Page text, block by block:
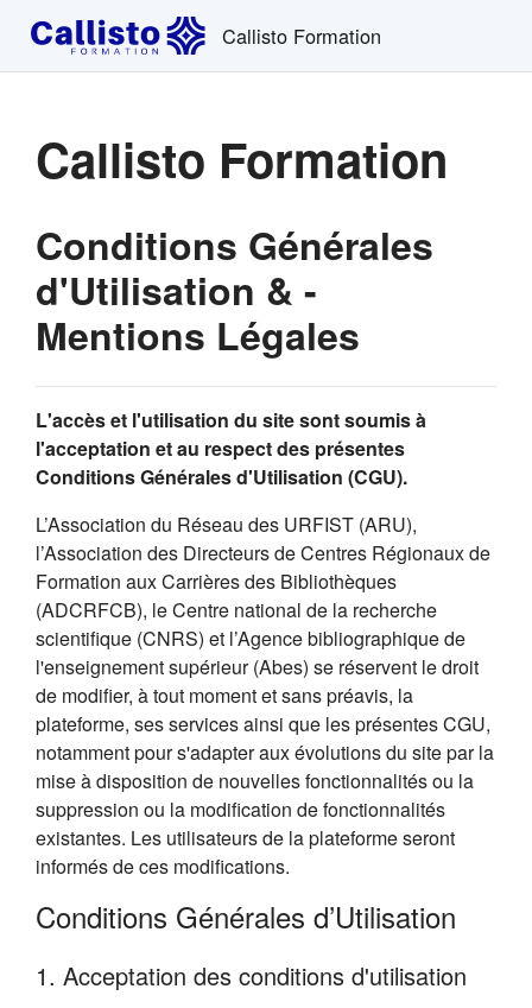
Passer au contenu principal
Callisto Formation
Callisto Formation
Conditions Générales
d'Utilisation & -
Mentions Légales
L'accès et l'utilisation du site sont soumis à
l'acceptation et au respect des présentes
Conditions Générales d'Utilisation (CGU).
L’Association du Réseau des URFIST (ARU),
l’Association des Directeurs de Centres Régionaux de
Formation aux Carrières des Bibliothèques
(ADCRFCB), le Centre national de la recherche
scientifique (CNRS) et l’Agence bibliographique de
l'enseignement supérieur (Abes) se réservent le droit
de modifier, à tout moment et sans préavis, la
plateforme, ses services ainsi que les présentes CGU,
notamment pour s'adapter aux évolutions du site par la
mise à disposition de nouvelles fonctionnalités ou la
suppression ou la modification de fonctionnalités
existantes. Les utilisateurs de la plateforme seront
informés de ces modifications.
Conditions Générales d’Utilisation
1. Acceptation des conditions d'utilisation